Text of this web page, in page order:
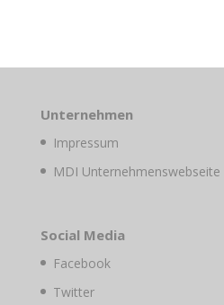
Unternehmen
Impressum
MDI Unternehmenswebseite
Social Media
Facebook
Twitter